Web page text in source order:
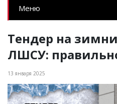
Меню
Тендер на
ЛШСУ:
13 января 2025